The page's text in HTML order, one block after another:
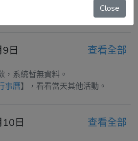
日 查看全部
，系統暫無資料。
事曆】，看看當天其他活動。
日 查看全部
Close